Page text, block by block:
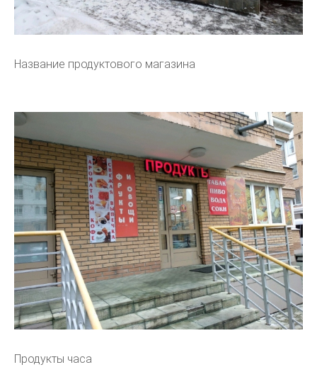
Название продуктового магазина
Продукты часа